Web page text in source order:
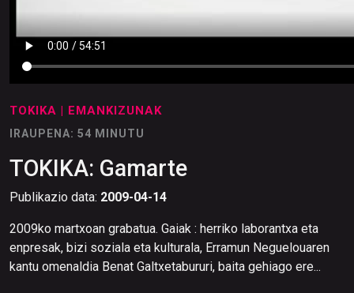
TOKIKA | EMANKIZUNAK
IRAUPENA: 54 MINUTU
TOKIKA: Gamarte
Publikazio data: 2009-04-14
2009ko martxoan grabatua. Gaiak : herriko laborantxa eta
enpresak, bizi soziala eta kulturala, Erramun Neguelouaren
kantu omenaldia Benat Galtxetabururi, baita gehiago ere...